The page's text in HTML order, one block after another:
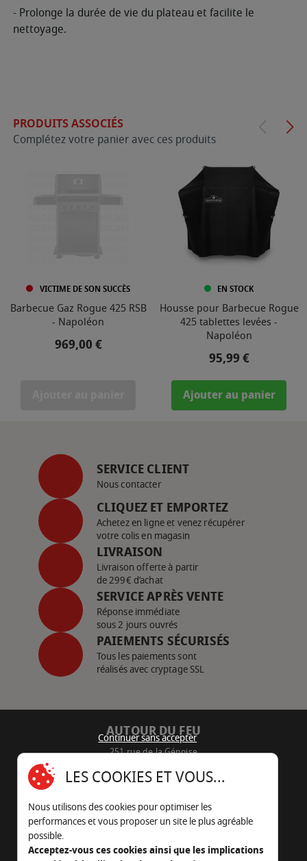
- Prolonge la durée de vie du plateau et facilite le
nettoyage.
PRODUITS ASSOCIÉS
Complétez votre panier avec ces produits
VICTIME DE SON SUCCÈS
Barbecue Gaz Rogue 425 RSB
- Napoléon
Prix
969,00 €
EN STOCK
Housse pour Barbecue Rogue
425 tablettes levées -
Napoléon
Prix
95,99 €
Ajouter au panier
SERVICE CLIENT
Nous contacter
CLIQUEZ ET EMPORTEZ
Achetez en ligne et venez récupérer
votre colis en magasin
LIVRAISON
Livraison offerte à partir
de 299€ d’achat
SERVICE APRÈS VENTE
Réponse immédiate
sous 2 jours ouvrés
PAIEMENTS SÉCURISÉS
Tous les paiements sont
réalisés avec cryptage SSL
AUTOUR DU FEU
251 rue de la Génoise
05 45 22 98 09
Nous envoyer un e-mail
Continuer sans accepter
LES COOKIES ET VOUS...
Nous utilisons des cookies pour optimiser les
performances et vous proposer un site le plus agréable
possible.
Acceptez-vous ces cookies ainsi que les implications